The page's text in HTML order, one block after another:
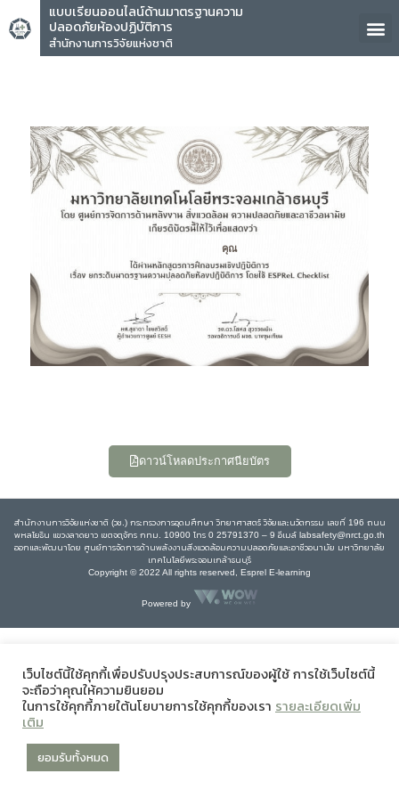
แบบเรียนออนไลน์ด้านมาตรฐานความ
ปลอดภัยห้องปฏิบัติการ
สำนักงานการวิจัยแห่งชาติ
คุณ
ดาวน์โหลดประกาศนียบัตร
สำนักงานการวิจัยแห่งชาติ (วช.) กระทรวงการอุดมศึกษา วิทยาศาสตร์ วิจัยและนวัตกรรม เลขที่ 196 ถนน
พหลโยธิน แขวงลาดยาว เขตจตุจักร กทม. 10900 โทร 0 25791370 – 9 อีเมล์ labsafety@nrct.go.th
ออกและพัฒนาโดย ศูนย์การจัดการด้านพลังงานสิ่งแวดล้อมความปลอดภัยและอาชีวอนามัย มหาวิทยาลัย
เทคโนโลยีพระจอมเกล้าธนบุรี
Copyright © 2022 All rights reserved, Esprel E-learning
Powered by
เว็บไซต์นี้ใช้คุกกี้เพื่อปรับปรุงประสบการณ์ของผู้ใช้ การใช้เว็บไซต์นี้
จะถือว่าคุณให้ความยินยอม
ในการใช้คุกกี้ภายใต้นโยบายการใช้คุกกี้ของเรา รายละเอียดเพิ่ม
เติม
ยอมรับทั้งหมด